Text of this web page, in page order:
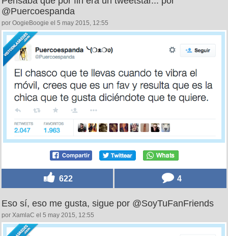
@Puercoespanda
por OogieBoogie el 5 may 2015, 12:55
622 4
Eso sí, eso me gusta, sigue por @SoyTuFanFriends
por XamlaC el 5 may 2015, 12:55